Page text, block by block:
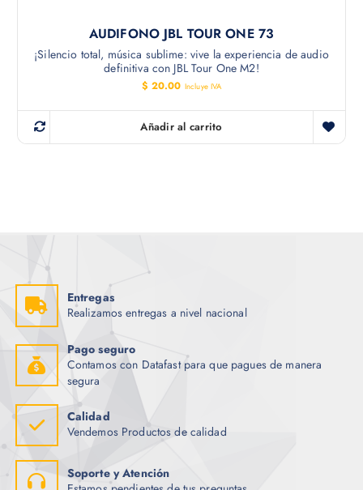
AUDIFONO JBL TOUR ONE 73
¡Silencio total, música sublime: vive la experiencia de audio
definitiva con JBL Tour One M2!
$ 20.00 Incluye IVA
Añadir al carrito
Entregas
Realizamos entregas a nivel nacional
Pago seguro
Contamos con Datafast para que pagues de manera
segura
Calidad
Vendemos Productos de calidad
Soporte y Atención